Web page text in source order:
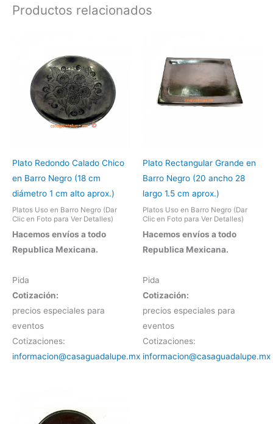
Productos relacionados
Plato Redondo Calado Chico
en Barro Negro (18 cm
diámetro 1 cm alto aprox.)
Platos Uso en Barro Negro (Dar
Clic en Foto para Ver Detalles)
Hacemos envíos a todo
Republica Mexicana.
Pida
Cotización:
precios especiales para
eventos
Cotizaciones:
informacion@casaguadalupe.mx
Plato Rectangular Grande en
Barro Negro (20 ancho 28
largo 1.5 cm aprox.)
Platos Uso en Barro Negro (Dar
Clic en Foto para Ver Detalles)
Hacemos envíos a todo
Republica Mexicana.
Pida
Cotización:
precios especiales para
eventos
Cotizaciones:
informacion@casaguadalupe.mx